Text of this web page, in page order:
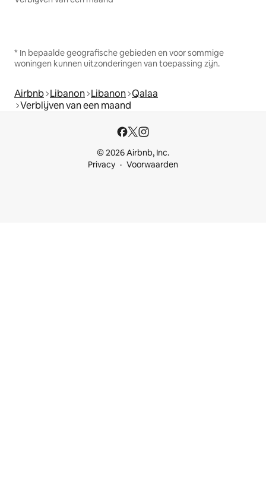
* In bepaalde geografische gebieden en voor sommige
woningen kunnen uitzonderingen van toepassing zijn.
Airbnb Libanon Libanon Qalaa
Verblijven van een maand
© 2026 Airbnb, Inc.
Privacy
Voorwaarden